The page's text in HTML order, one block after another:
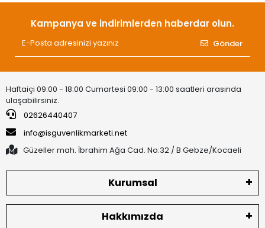
Kampanya ve indirimlerden haberdar olun.
Gönder
Haftaiçi 09:00 - 18:00 Cumartesi 09:00 - 13:00 saatleri arasında
ulaşabilirsiniz.
02626440407
info@isguvenlikmarketi.net
Güzeller mah. İbrahim Ağa Cad. No:32 / B Gebze/Kocaeli
Kurumsal
Hakkımızda